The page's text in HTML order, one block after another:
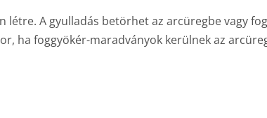
A gyulladás betörhet az arcüregbe vagy
ha foggyökér-maradványok kerülnek az